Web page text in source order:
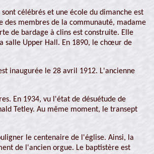
célébrés et une école du dimanche est
des membres de la communauté, madame
de bardage à clins est construite. Elle
salle Upper Hall. En 1890, le chœur de
inaugurée le 28 avril 1912. L'ancienne
En 1934, vu l'état de désuétude de
Tetley. Au même moment, le transept
le centenaire de l'église. Ainsi, la
de l'ancien orgue. Le baptistère est